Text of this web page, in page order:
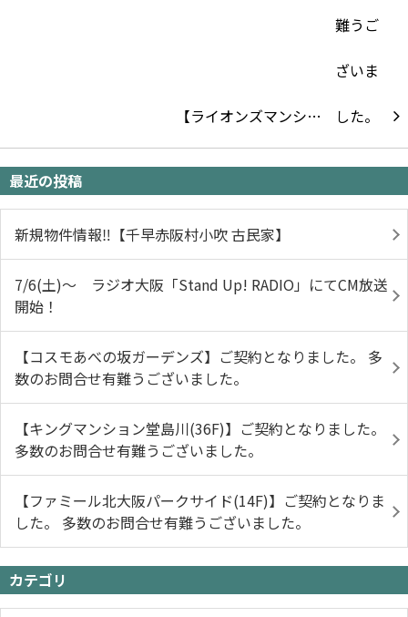
【ライオンズマンシ…
最近の投稿
新規物件情報‼【千早赤阪村小吹 古民家】
7/6(土)～ ラジオ大阪「Stand Up! RADIO」にてCM放送
開始！
【コスモあべの坂ガーデンズ】ご契約となりました。 多
数のお問合せ有難うございました。
【キングマンション堂島川(36F)】ご契約となりました。
多数のお問合せ有難うございました。
【ファミール北大阪パークサイド(14F)】ご契約となりま
した。 多数のお問合せ有難うございました。
カテゴリ